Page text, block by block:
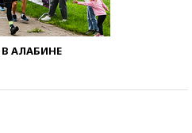
АЛАБИНЕ